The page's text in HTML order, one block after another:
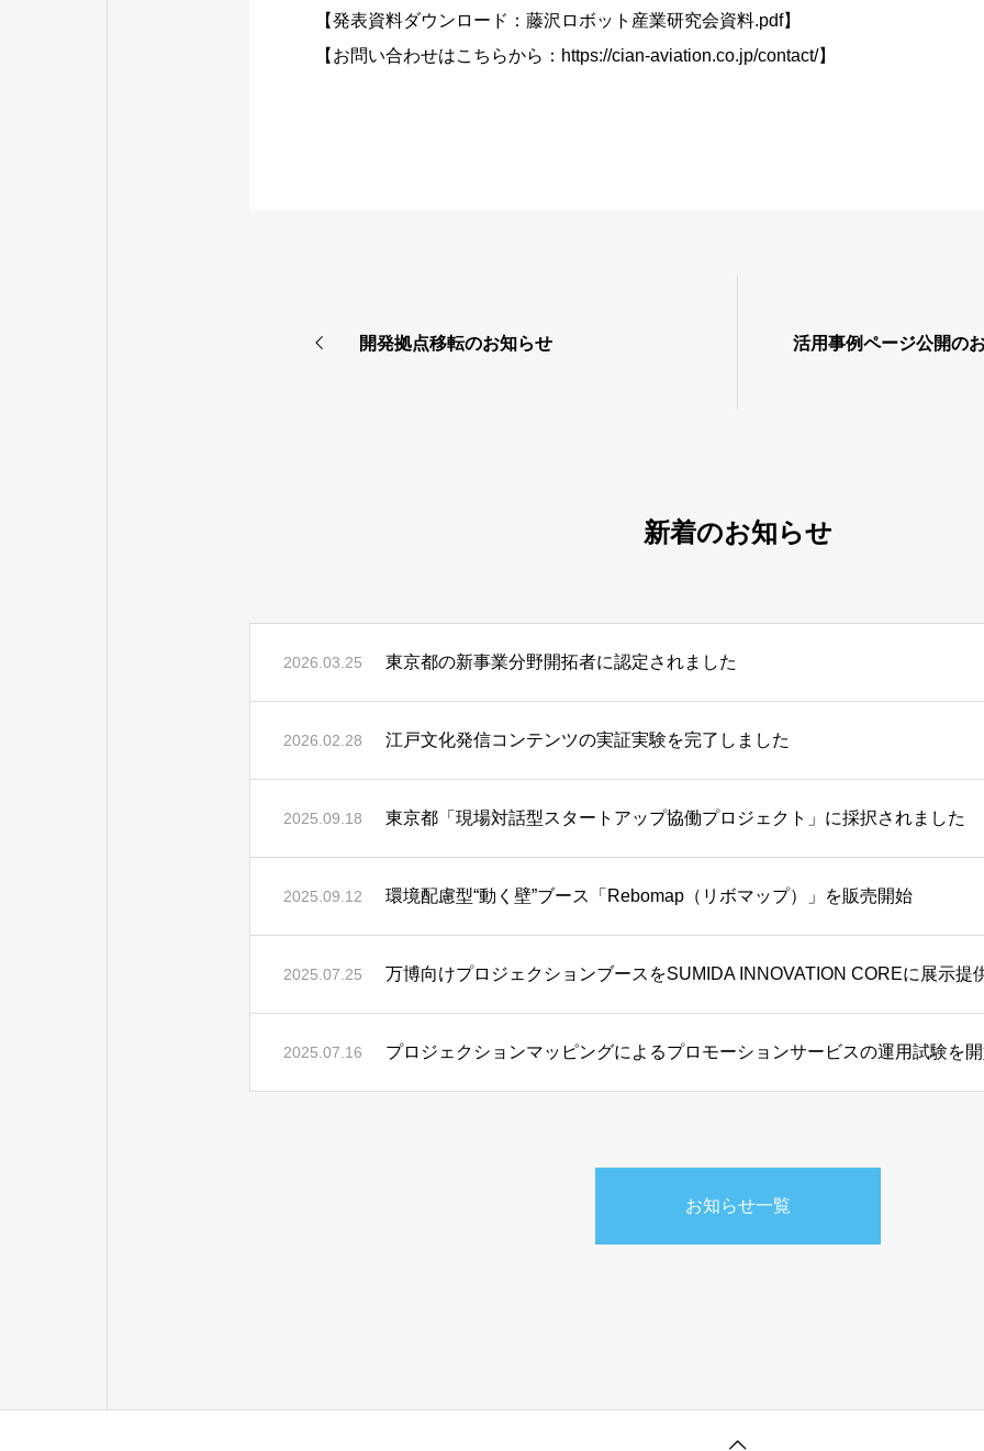
【発表資料ダウンロード： 藤沢ロボット産業研究会資料.pdf】
【お問い合わせはこちらから： https://cian-aviation.co.jp/contact/】
開発拠点移転のお知らせ 活用事例ページ公開の
新着のお知らせ
2026.03.25 東京都の新事業分野開拓者に認定されました
2026.02.28 江戸文化発信コンテンツの実証実験を完了しました
2025.09.18 東京都「現場対話型スタートアップ協働プロジェクト」に採択されました
2025.09.12 環境配慮型“動く壁”ブース「Rebomap（リボマップ）」を販売開始
2025.07.25 万博向けプロジェクションブースをSUMIDA INNOVATION COREに展示提
2025.07.16 プロジェクションマッピングによるプロモーションサービスの運用試験を
お知らせ一覧